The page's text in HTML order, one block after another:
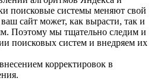
поисковые системы меняют свой
сайт может, как вырасти, так и
Поэтому мы тщательно следим и
поисковых систем и внедряем их
корректировок в